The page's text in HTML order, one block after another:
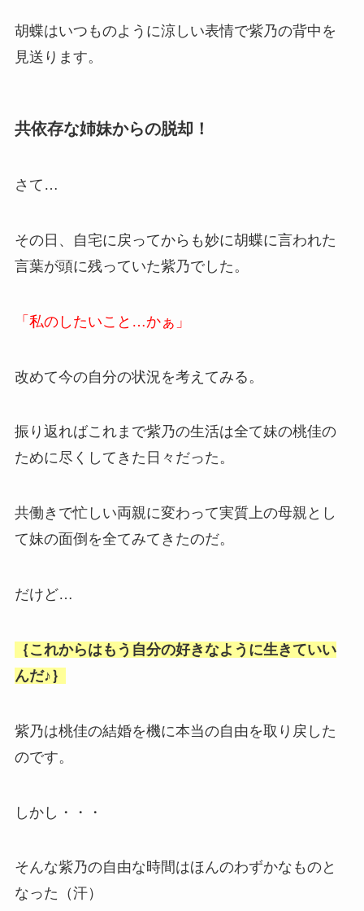
胡蝶はいつものように涼しい表情で紫乃の背中を
見送ります。
共依存な姉妹からの脱却！
さて…
その日、自宅に戻ってからも妙に胡蝶に言われた
言葉が頭に残っていた紫乃でした。
「私のしたいこと…かぁ」
改めて今の自分の状況を考えてみる。
振り返ればこれまで紫乃の生活は全て妹の桃佳の
ために尽くしてきた日々だった。
共働きで忙しい両親に変わって実質上の母親とし
て妹の面倒を全てみてきたのだ。
だけど…
｛これからはもう自分の好きなように生きていい
んだ♪｝
紫乃は桃佳の結婚を機に本当の自由を取り戻した
のです。
しかし・・・
そんな紫乃の自由な時間はほんのわずかなものと
なった（汗）